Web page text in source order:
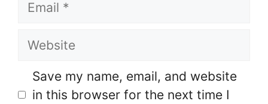
Website
Save my name, email, and website
in this browser for the next time I